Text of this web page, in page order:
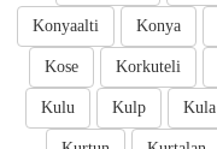
Konya
Konyaalti
Korkuteli
Kose
Kula
Kulp
Kulu